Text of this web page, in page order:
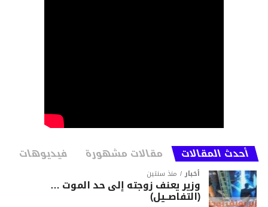
أحدث المقالات مقالات مشهورة فيديوهات
أخبار منذ سنتين
وزير يعنف زوجته إلى حد الموت …
(التفاصــيل)